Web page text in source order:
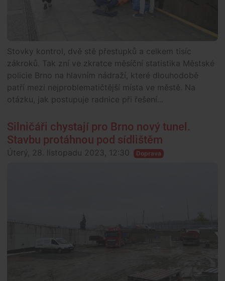
Stovky kontrol, dvě stě přestupků a celkem tisíc
zákroků. Tak zní ve zkratce měsíční statistika Městské
policie Brno na hlavním nádraží, které dlouhodobě
patří mezi nejproblematičtější místa ve městě. Na
otázku, jak postupuje radnice při řešení...
Silničáři chystají pro Brno nový tunel.
Stavbu protáhnou pod sídlištěm
Úterý, 28. listopadu 2023, 12:30 Doprava